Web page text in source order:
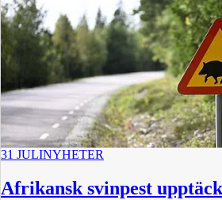
31 JULINYHETER
Afrikansk svinpest